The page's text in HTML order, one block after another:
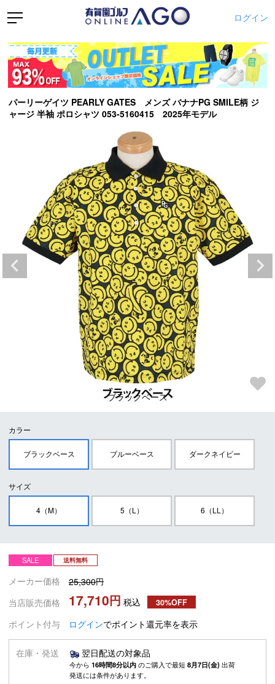
ログイン
パーリーゲイツ PEARLY GATES メンズ バナナPG SMILE柄 ジ
ャージ 半袖 ポロシャツ 053-5160415 2025年モデル
ブラックベース
カラー
ブラックベース ブルーベース ダークネイビー
サイズ
4（M） 5（L） 6（LL）
SALE 送料無料
メーカー価格
25,300
当店販売価格
17,710 税込 30%OFF
ポイント付与 ログインでポイント還元率を表示
在庫・発送 翌日配送の対象品
今から 16時間8分以内のご購入で最短8月7日(金)出荷
発送には条件があります。